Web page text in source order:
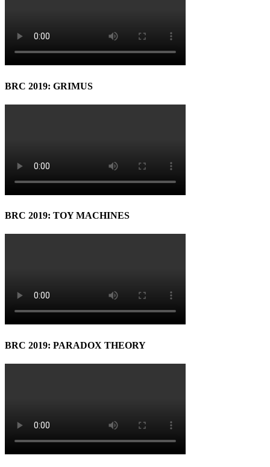
BRC 2019: GRIMUS
BRC 2019: TOY MACHINES
BRC 2019: PARADOX THEORY